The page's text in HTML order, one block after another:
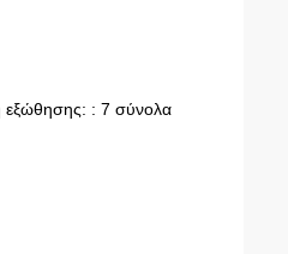
εξώθησης: : 7 σύνολα